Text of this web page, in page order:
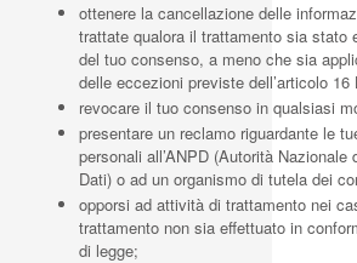
ottenere la cancellazione delle
trattate qualora il trattamento sia stato
del tuo consenso, a meno che sia
delle eccezioni previste dell’articolo 16
revocare il tuo consenso in qualsiasi
presentare un reclamo riguardante le
personali all’ANPD (Autorità Nazionale
Dati) o ad un organismo di tutela dei
opporsi ad attività di trattamento nei
trattamento non sia effettuato in
di legge;